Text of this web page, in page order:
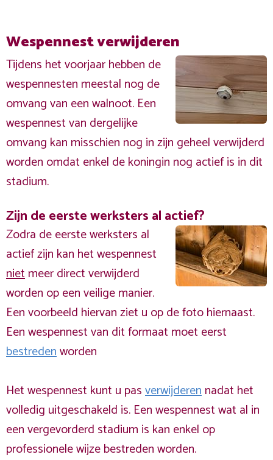
Wespennest verwijderen
Tijdens het voorjaar hebben de
wespennesten meestal nog de
omvang van een walnoot. Een
wespennest van dergelijke
omvang kan misschien nog in zijn geheel verwijderd
worden omdat enkel de koningin nog actief is in dit
stadium.
Zijn de eerste werksters al actief?
Zodra de eerste werksters al
actief zijn kan het wespennest
nietmeer direct verwijderd
worden op een veilige manier.
Een voorbeeld hiervan ziet u op de foto hiernaast.
Een wespennest van dit formaat moet eerst
bestredenworden
Het wespennest kunt u pasverwijderennadat het
volledig uitgeschakeld is. Een wespennest wat al in
een vergevorderd stadium is kan enkel op
professionele wijze bestreden worden.